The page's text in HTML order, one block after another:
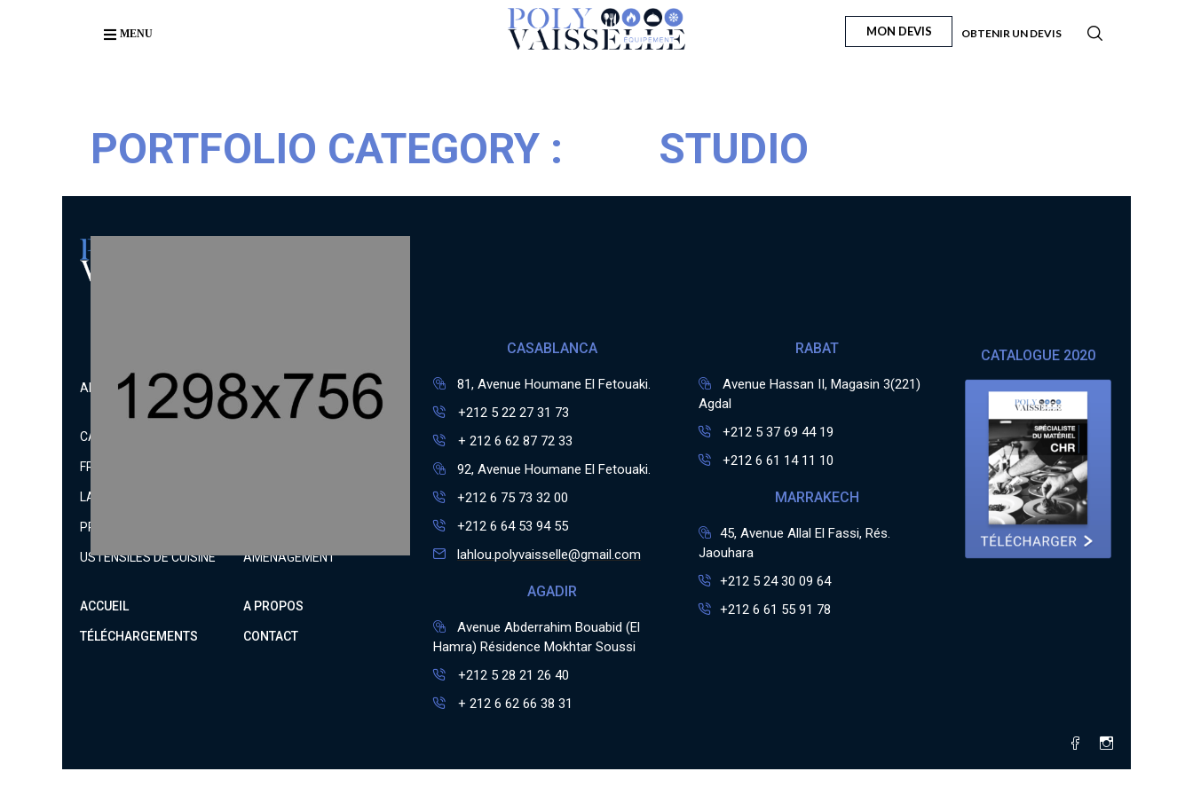
MENU MON DEVIS OBTENIR UN DEVIS
PORTFOLIO CATEGORY : STUDIO
ART DE LA TABLE
BOULANGERIE &
PÂTISSERIE
CAFÉ & BAR
FROID
LAVAGE & HYGIENE
PRÉPARATION TRAITEUR
USTENSILES DE CUISINE AMENAGEMENT
ACCUEIL A PROPOS
TÉLÉCHARGEMENTS CONTACT
CASABLANCA
81, Avenue Houmane El Fetouaki.
+212 5 22 27 31 73
+ 212 6 62 87 72 33
92, Avenue Houmane El Fetouaki.
+212 6 75 73 32 00
+212 6 64 53 94 55
lahlou.polyvaisselle@gmail.com
AGADIR
Avenue Abderrahim Bouabid (El
Hamra) Résidence Mokhtar Soussi
+212 5 28 21 26 40
+ 212 6 62 66 38 31
RABAT
Avenue Hassan II, Magasin 3(221)
Agdal
+212 5 37 69 44 19
+212 6 61 14 11 10
MARRAKECH
45, Avenue Allal El Fassi, Rés.
Jaouhara
+212 5 24 30 09 64
+212 6 61 55 91 78
CATALOGUE 2020